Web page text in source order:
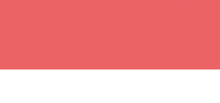
あり)
花キューピット×専門家
CO2排出量削減 / SDGsを考える